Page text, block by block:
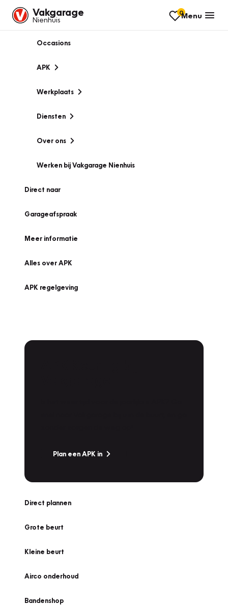
Vakgarage
Nienhuis
0Menu
Occasions
APK
Werkplaats
Diensten
Over ons
Werken bij Vakgarage Nienhuis
Direct naar
Garageafspraak
Meer informatie
Alles over APK
APK regelgeving
Plan een APK in
Direct plannen
Grote beurt
Kleine beurt
Airco onderhoud
Bandenshop